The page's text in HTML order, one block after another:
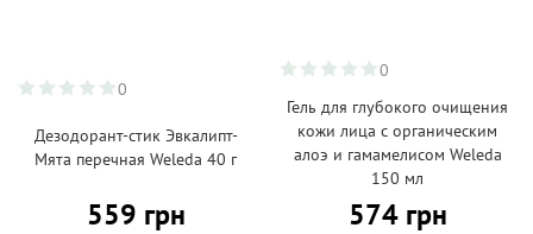
0
Дезодорант-стик Эвкалипт-
Мята перечная Weleda 40 г
559 грн
0
Гель для глубокого очищения
кожи лица с органическим
алоэ и гамамелисом Weleda
150 мл
574 грн